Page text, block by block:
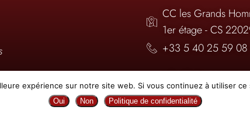
?
CC les Grands
1er étage - CS
+33 5 40 25 59 08
infos@elite-
expérience sur notre site web. Si vous continuez à utiliser
Oui Non Politique de confidentialité